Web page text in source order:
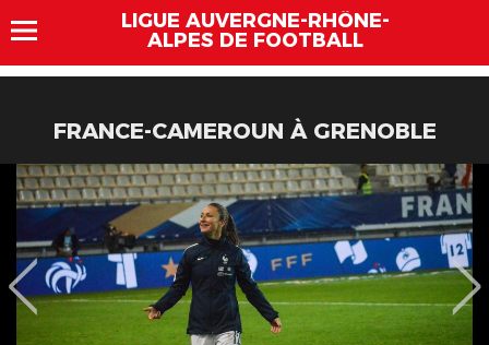
LIGUE AUVERGNE-RHÔNE-
ALPES DE FOOTBALL
FRANCE-CAMEROUN À GRENOBLE